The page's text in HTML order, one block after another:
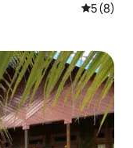
평점 5점
5 (8)